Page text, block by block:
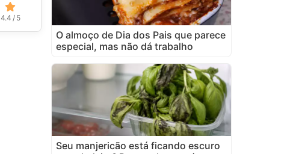
4.4 / 5
O almoço de Dia dos Pais que parece
especial, mas não dá trabalho
Seu manjericão está ficando escuro